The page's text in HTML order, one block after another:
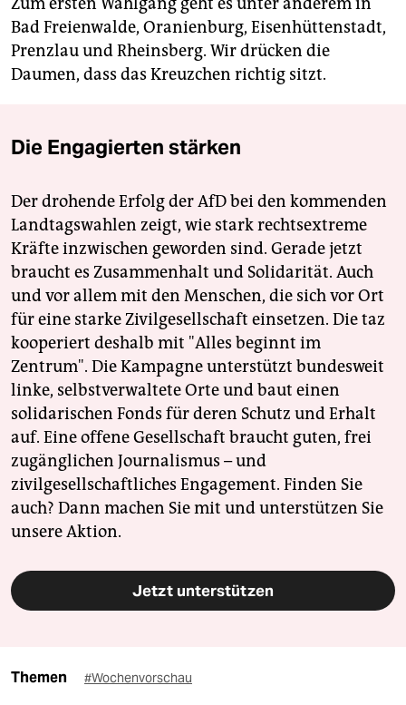
Bad Freienwalde, Oranienburg, Eisenhüttenstadt,
Prenzlau und Rheinsberg. Wir drücken die
Daumen, dass das Kreuzchen richtig sitzt.
Die Engagierten stärken
Der drohende Erfolg der AfD bei den kommenden
Landtagswahlen zeigt, wie stark rechtsextreme
Kräfte inzwischen geworden sind. Gerade jetzt
braucht es Zusammenhalt und Solidarität. Auch
und vor allem mit den Menschen, die sich vor Ort
für eine starke Zivilgesellschaft einsetzen. Die taz
kooperiert deshalb mit "Alles beginnt im
Zentrum". Die Kampagne unterstützt bundesweit
linke, selbstverwaltete Orte und baut einen
solidarischen Fonds für deren Schutz und Erhalt
auf. Eine offene Gesellschaft braucht guten, frei
zugänglichen Journalismus – und
zivilgesellschaftliches Engagement. Finden Sie
auch? Dann machen Sie mit und unterstützen Sie
unsere Aktion.
Jetzt unterstützen
Themen #Wochenvorschau